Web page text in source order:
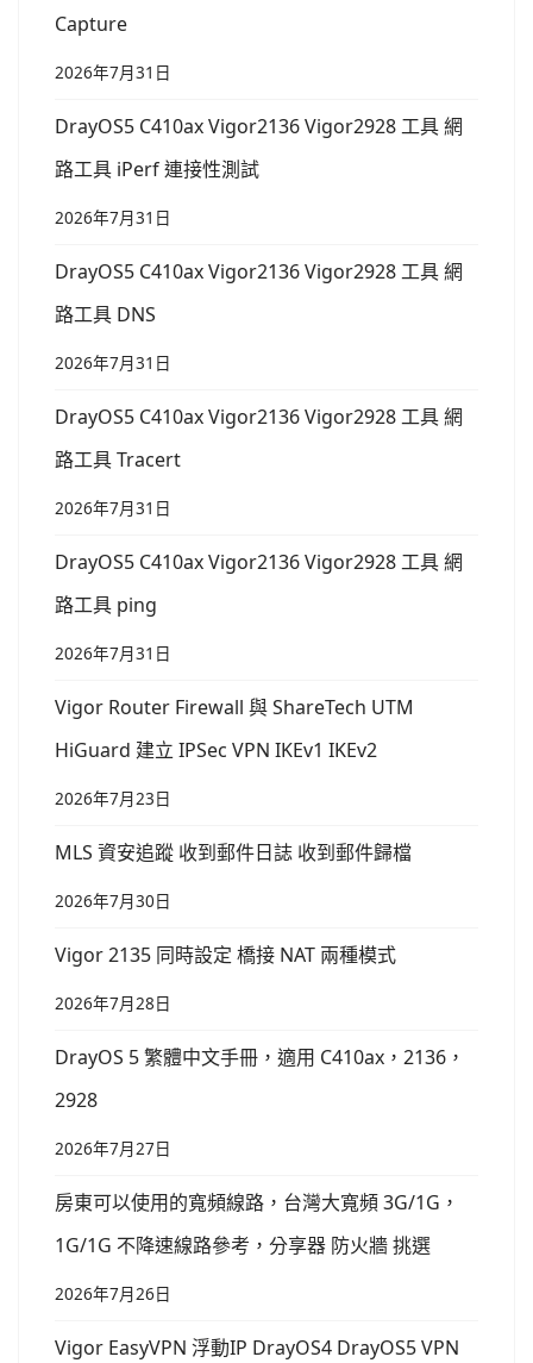
Capture
2026年7月31日
DrayOS5 C410ax Vigor2136 Vigor2928 工具 網
路工具 iPerf 連接性測試
2026年7月31日
DrayOS5 C410ax Vigor2136 Vigor2928 工具 網
路工具 DNS
2026年7月31日
DrayOS5 C410ax Vigor2136 Vigor2928 工具 網
路工具 Tracert
2026年7月31日
DrayOS5 C410ax Vigor2136 Vigor2928 工具 網
路工具 ping
2026年7月31日
Vigor Router Firewall 與 ShareTech UTM
HiGuard 建立 IPSec VPN IKEv1 IKEv2
2026年7月23日
MLS 資安追蹤 收到郵件日誌 收到郵件歸檔
2026年7月30日
Vigor 2135 同時設定 橋接 NAT 兩種模式
2026年7月28日
DrayOS 5 繁體中文手冊，適用 C410ax，2136，
2928
2026年7月27日
房東可以使用的寬頻線路，台灣大寬頻 3G/1G，
1G/1G 不降速線路參考，分享器 防火牆 挑選
2026年7月26日
Vigor EasyVPN 浮動IP DrayOS4 DrayOS5 VPN